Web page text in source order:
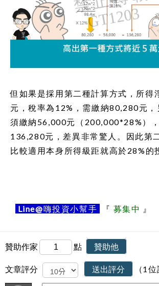
但如果是採用第二種計算方式，所得
元，稅率為12%，需繳納80,280元，
須繳納56,000元（200,000*28%）
136,280元，差異非常驚人。因此第
比較適用本身所得級距就高於28%的
Line@嗨投資小幫手 『 募集中 』
贊助作家 點 贊助他
文章評分 送出評分 （1 位